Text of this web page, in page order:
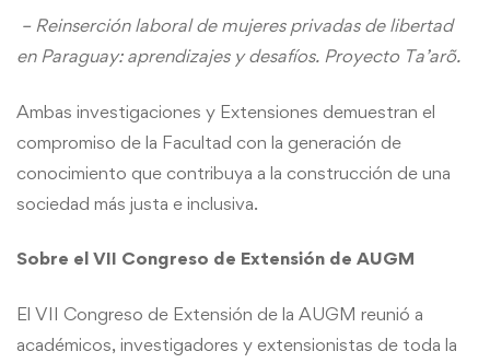
– Reinserción laboral de mujeres privadas de libertad
en Paraguay: aprendizajes y desafíos. Proyecto Ta’arõ.
Ambas investigaciones y Extensiones demuestran el
compromiso de la Facultad con la generación de
conocimiento que contribuya a la construcción de una
sociedad más justa e inclusiva.
Sobre el VII Congreso de Extensión de AUGM
El VII Congreso de Extensión de la AUGM reunió a
académicos, investigadores y extensionistas de toda la